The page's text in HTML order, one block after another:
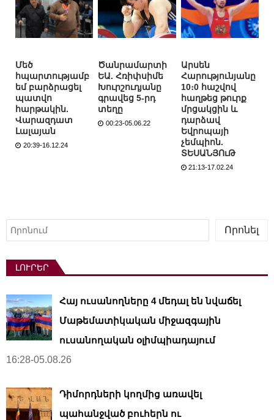
Մեծ
հպարտությամբ
եմ բարձրացել
պատվո
հարթակին.
Վարազդատ
Լալայան
20:39-16.12.24
Ծանրամարտի
ԵԱ. Հռիփսիմե
Խուրշուդյանը
գրավեց 5-րդ
տեղը
00:23-05.06.22
Արսեն
Հարությունյանը
10։0 հաշվով
հաղթեց թուրք
մրցակցին և
դարձավ
Եվրոպայի
չեմպիոն.
ՏԵՍԱՆՅՈւԹ
21:13-17.02.24
Որոնել
Որոնել
ԼՈՒՐԵՐ
Հայ ուսանողները 4 մեդալ են նվաճել
Մաթեմատիկական միջազգային
ուսանողական օլիմպիադայում
16:28-05.08.26
Դիմորդների կողմից առավել
պահանջված բուհերն ու